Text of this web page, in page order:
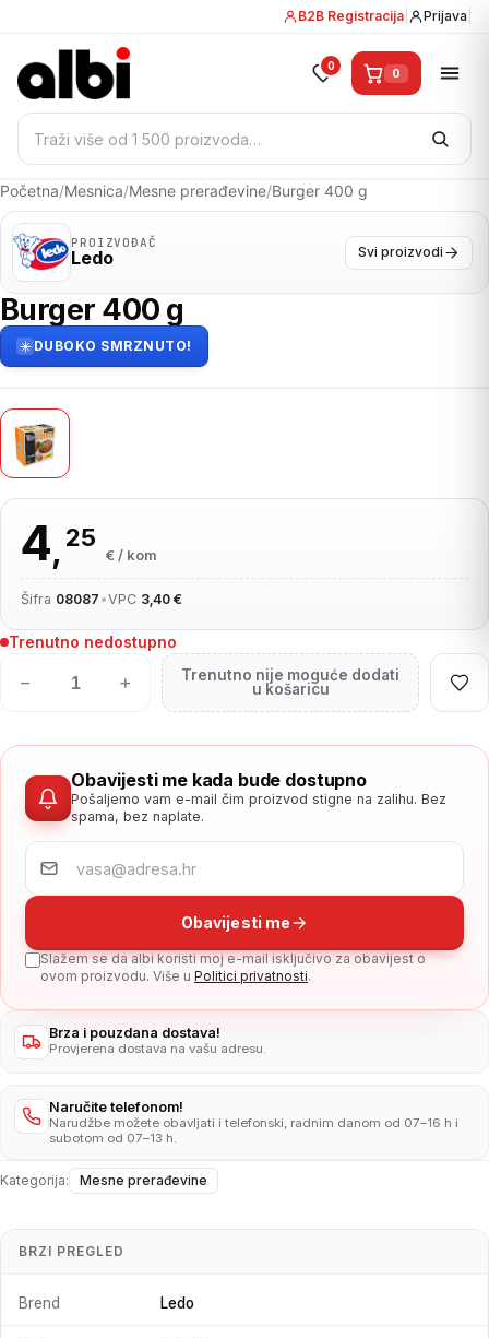
B2B Registracija Prijava
Pretraži:
0 0
Početna/Mesnica/Mesne prerađevine/Burger 400 g
PROIZVOĐAČ
Ledo Svi proizvodi
Burger 400 g
DUBOKO SMRZNUTO!
4, 25
€ / kom
Šifra 08087 •VPC 3,40 €
Trenutno nedostupno
− +
Trenutno nije moguće dodati
u košaricu
Obavijesti me kada bude dostupno
Pošaljemo vam e-mail čim proizvod stigne na zalihu. Bez
spama, bez naplate.
Obavijesti me
Slažem se da albi koristi moj e-mail isključivo za obavijest o
ovom proizvodu. Više u Politici privatnosti.
Brza i pouzdana dostava!
Provjerena dostava na vašu adresu.
Naručite telefonom!
Narudžbe možete obavljati i telefonski, radnim danom od 07–16 h i
subotom od 07–13 h.
Kategorija: Mesne prerađevine
BRZI PREGLED
Brend Ledo